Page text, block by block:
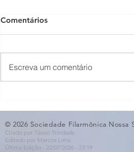
🎵🎶
Comentários
Escreva um comentário
© 2026 Sociedade Filarmônica Nossa
Criado por Tássio Trindade
Editado por Marcos Lima
Última Edição - 22/07/2026 - 23:19